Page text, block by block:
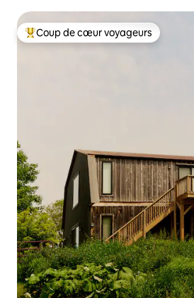
Coups de cœur voyageurs les plus
Coup de cœur voyageurs